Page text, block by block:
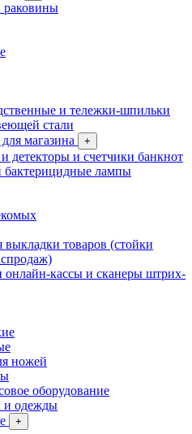
и тележки-шпильки
стали
магазина
+
детекторы и счетчики банкнот
лампы
выкладки товаров (стойки
онлайн-кассы и сканеры штрих-
ножей
оборудование
и одежды
+